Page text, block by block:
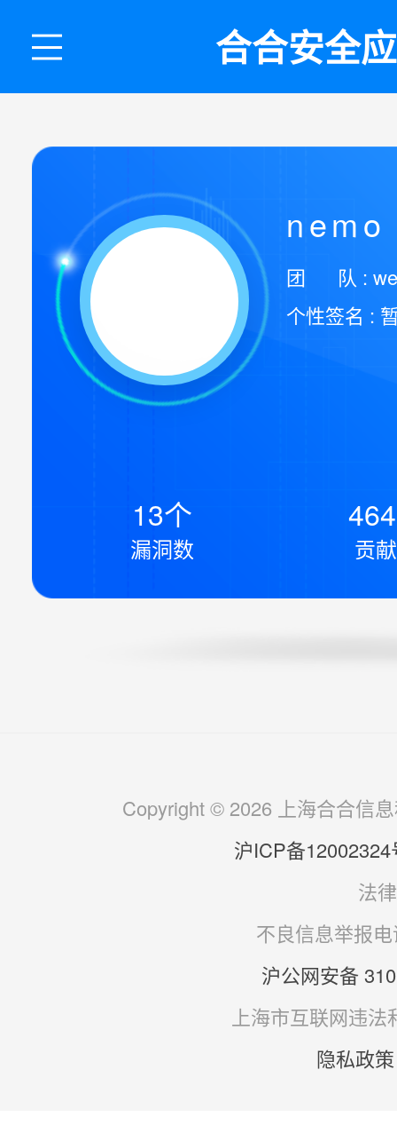
合合安全
nemo
团 队 :
个性签名 :
13个
漏洞数 贡
Copyright © 2026 上海合合信
沪ICP备12002324
法
不良信息举报
沪公网安备
上海市互联网违
隐私政